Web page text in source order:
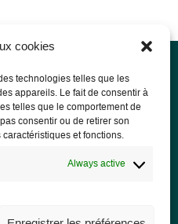
cookies
technologies telles que les
appareils. Le fait de consentir à
telles que le comportement de
consentir ou de retirer son
et fonctions.
Always active